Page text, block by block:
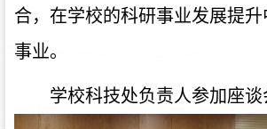
合，在学校的科研事业发展提
事业。
学校科技处负责人参加座谈